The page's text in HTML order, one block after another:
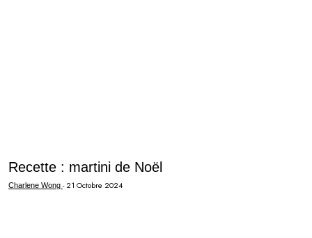
Recette : martini de Noël
Charlene Wong - 21 Octobre 2024